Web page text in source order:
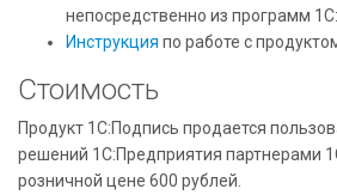
непосредственно из программ
Инструкция по работе с
Стоимость
Продукт 1С:Подпись продается
решений 1С:Предприятия партнерами
розничной цене 600 рублей.